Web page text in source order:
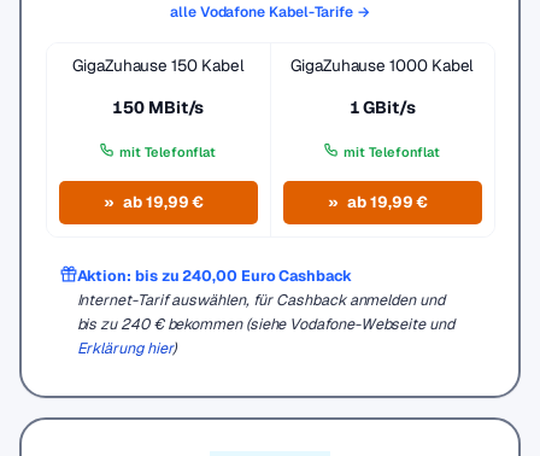
alle Vodafone Kabel-Tarife →
GigaZuhause 150 Kabel
150 MBit/s
mit Telefonflat
ab 19,99 €
GigaZuhause 1000 Kabel
1 GBit/s
mit Telefonflat
ab 19,99 €
Aktion: bis zu 240,00 Euro Cashback
Internet-Tarif auswählen, für Cashback anmelden und
bis zu 240 € bekommen (siehe Vodafone-Webseite und
Erklärung hier)